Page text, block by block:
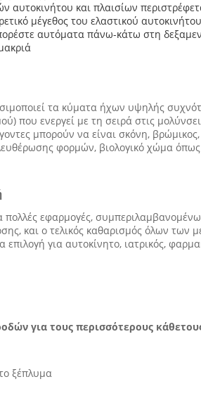
και πλαισίων
μέγεθος του ελαστικού
αυτόματα πάνω-κάτω στη
τα κύματα ήχων υψηλής
που ενεργεί με τη σειρά στις
μπορούν να είναι σκόνη,
φορμών, βιολογικό χώμα
πολλές εφαρμογές,
και ο τελικός καθαρισμός όλων
για αυτοκίνητο, ιατρικός,
για τους περισσότερους
ξέπλυμα